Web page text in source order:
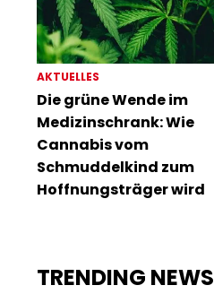
AKTUELLES
Die grüne Wende im
Medizinschrank: Wie
Cannabis vom
Schmuddelkind zum
Hoffnungsträger wird
TRENDING NEWS